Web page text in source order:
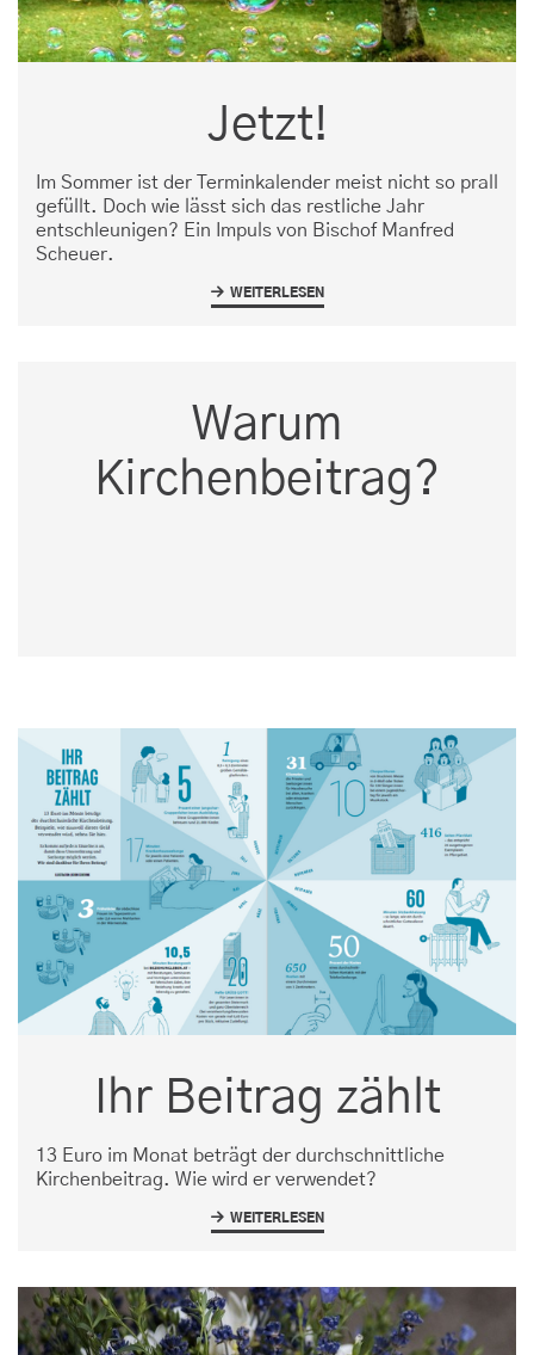
Jetzt!
Im Sommer ist der Terminkalender meist nicht so prall
gefüllt. Doch wie lässt sich das restliche Jahr
entschleunigen? Ein Impuls von Bischof Manfred
Scheuer.
WEITERLESEN
Warum
Kirchenbeitrag?
1/8
Ihr Beitrag zählt
13 Euro im Monat beträgt der durchschnittliche
Kirchenbeitrag. Wie wird er verwendet?
WEITERLESEN